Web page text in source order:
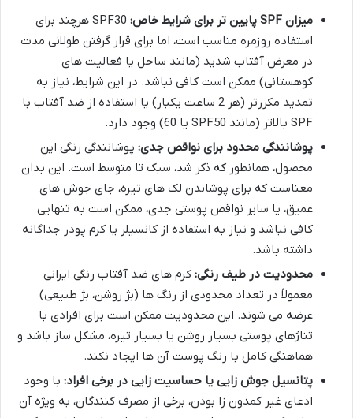
میزان SPF پایین تر برای شرایط خاص:
SPF30 هرچند برای
استفاده روزمره مناسب است، اما برای قرار گرفتن طولانی مدت
در معرض آفتاب شدید (مانند ساحل یا فعالیت های
کوهستانی) ممکن است کافی نباشد. در این شرایط، نیاز به
تمدید مکررتر (هر 2 ساعت یکبار) یا استفاده از ضد آفتاب با
SPF بالاتر (مانند SPF50 یا 60) وجود دارد.
پوشانندگی محدود برای نواقص جدی: پوشانندگی رنگی این
محصول، همانطور که ذکر شد، سبک تا متوسط است. این بدان
معناست که برای پوشاندن لک های تیره، جای جوش های
عمیق، یا سایر نواقص پوستی جدی، ممکن است به تنهایی
کافی نباشد و نیاز به استفاده از کانسیلر یا کرم پودر جداگانه
داشته باشد.
محدودیت در طیف رنگی: کرم های ضد آفتاب رنگی ایرانی
معمولاً در تعداد محدودی از رنگ ها (بژ روشن، بژ طبیعی)
عرضه می شوند. این محدودیت ممکن است برای افرادی با
تناژهای پوستی بسیار روشن یا بسیار تیره، مشکل ساز باشد و
هماهنگی کامل با رنگ پوست آن ها ایجاد نکند.
پتانسیل جوش زایی یا حساسیت زایی در برخی افراد: با وجود
ادعای غیر کمدون زا بودن، برخی از مصرف کنندگان، به ویژه آن